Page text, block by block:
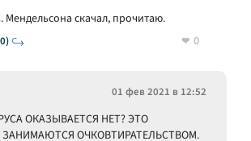
Мендельсона скачал, прочитаю.
0
01 фев 2021 в 12:52
ОКАЗЫВАЕТСЯ НЕТ? ЭТО
ЗАНИМАЮТСЯ ОЧКОВТИРАТЕЛЬСТВОМ.